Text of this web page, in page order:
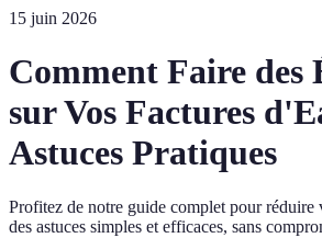
15 juin 2026
Comment Faire des
sur Vos Factures
Astuces Pratiques
Profitez de notre guide complet pour réduire
des astuces simples et efficaces, sans